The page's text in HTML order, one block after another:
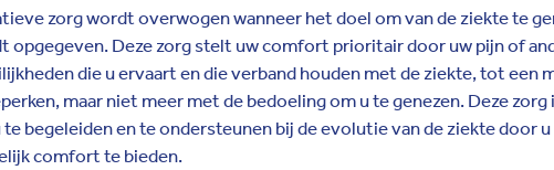
zorg wordt overwogen wanneer het doel om van de ziekte te
opgegeven. Deze zorg stelt uw comfort prioritair door uw pijn of
die u ervaart en die verband houden met de ziekte, tot een
maar niet meer met de bedoeling om u te genezen. Deze zorg
te begeleiden en te ondersteunen bij de evolutie van de ziekte door u
comfort te bieden.